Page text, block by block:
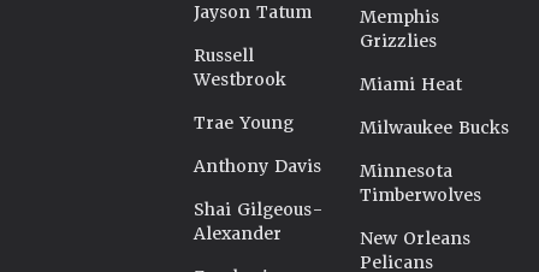
Jayson Tatum
Russell
Westbrook
Trae Young
Anthony Davis
Shai Gilgeous-
Alexander
Memphis
Grizzlies
Miami Heat
Milwaukee Bucks
Minnesota
Timberwolves
New Orleans
Pelicans